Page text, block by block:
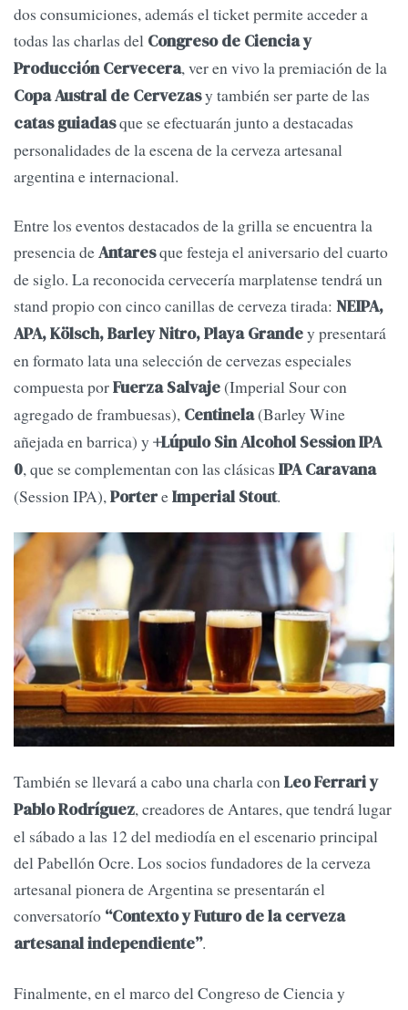
dos consumiciones, además el ticket permite acceder a
todas las charlas del Congreso de Ciencia y
Producción Cervecera, ver en vivo la premiación de la
Copa Austral de Cervezasy también ser parte de las
catas guiadasque se efectuarán junto a destacadas
personalidades de la escena de la cerveza artesanal
argentina e internacional.
Entre los eventos destacados de la grilla se encuentra la
presencia deAntaresque festeja el aniversario del cuarto
de siglo. La reconocida cervecería marplatense tendrá un
stand propio con cinco canillas de cerveza tirada: NEIPA,
APA, Kölsch, Barley Nitro, Playa Grandey presentará
en formato lata una selección de cervezas especiales
compuesta porFuerza Salvaje(Imperial Sour con
agregado de frambuesas), Centinela(Barley Wine
añejada en barrica) y +Lúpulo Sin Alcohol Session IPA
0, que se complementan con las clásicas IPA Caravana
(Session IPA), PortereImperial Stout.
También se llevará a cabo una charla conLeo Ferrari y
Pablo Rodríguez, creadores de Antares, que tendrá lugar
el sábado a las 12 del mediodía en el escenario principal
del Pabellón Ocre. Los socios fundadores de la cerveza
artesanal pionera de Argentina se presentarán el
conversatorío “Contexto y Futuro de la cerveza
artesanal independiente”.
Finalmente, en el marco del Congreso de Ciencia y